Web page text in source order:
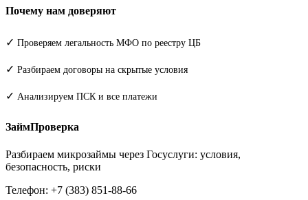
Почему нам доверяют
✓ Проверяем легальность МФО по реестру ЦБ
✓ Разбираем договоры на скрытые условия
✓ Анализируем ПСК и все платежи
ЗаймПроверка
Разбираем микрозаймы через Госуслуги: условия,
безопасность, риски
Телефон: +7 (383) 851-88-66